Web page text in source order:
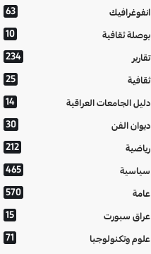
انفوغرافيك 63
بوصلة ثقافية 10
تقارير 234
ثقافية 25
دليل الجامعات العراقية 14
ديوان الفن 30
رياضية 212
سياسية 465
عامة 570
عراق سبورت 15
علوم وتكنولوجيا 71